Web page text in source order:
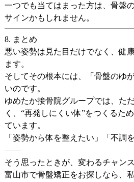
一つでも当てはまった方は、 骨盤
サインかもしれません。
8. まとめ
悪い姿勢は見た目だけでなく、健
ます。
そしてその根本には、「骨盤のゆ
いのです。
ゆめたか接骨院グループでは、た
く、 “再発しにくい体”をつくるた
ています。
「姿勢から体を整えたい」「不調
——
そう思ったときが、変わるチャンス
富山市で骨盤矯正をお探しなら、